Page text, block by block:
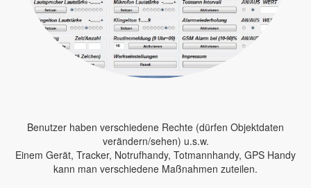
Benutzer haben verschiedene Rechte (dürfen Objektdaten
verändern/sehen) u.s.w.
Einem Gerät, Tracker, Notrufhandy, Totmannhandy, GPS Handy
kann man verschiedene Maßnahmen zuteilen.